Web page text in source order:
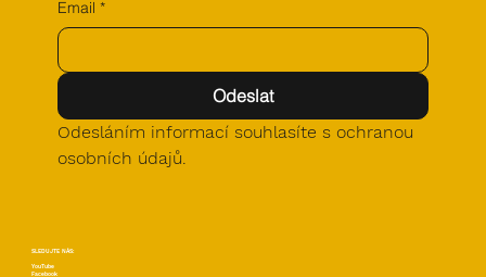
Email *
Odeslat
Odesláním informací souhlasíte s ochranou
osobních údajů.
SLEDUJTE NÁS:
YouTube
Facebook